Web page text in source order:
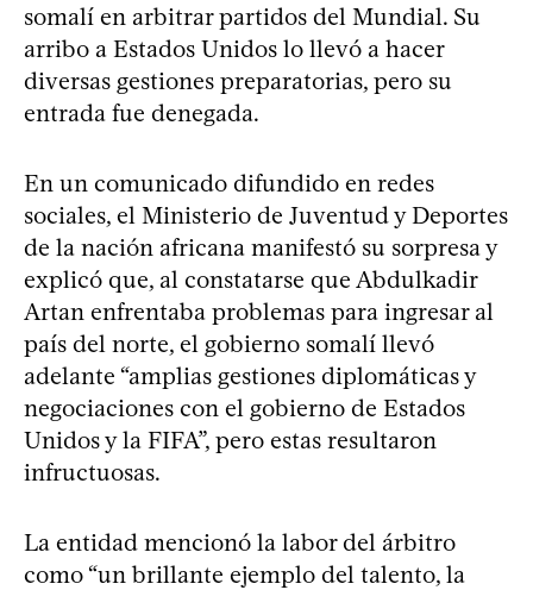
somalí en arbitrar partidos del Mundial. Su
arribo a Estados Unidos lo llevó a hacer
diversas gestiones preparatorias, pero su
entrada fue denegada.
En un comunicado difundido en redes
sociales, el Ministerio de Juventud y Deportes
de la nación africana manifestó su sorpresa y
explicó que, al constatarse que Abdulkadir
Artan enfrentaba problemas para ingresar al
país del norte, el gobierno somalí llevó
adelante “amplias gestiones diplomáticas y
negociaciones con el gobierno de Estados
Unidos y la FIFA”, pero estas resultaron
infructuosas.
La entidad mencionó la labor del árbitro
como “un brillante ejemplo del talento, la